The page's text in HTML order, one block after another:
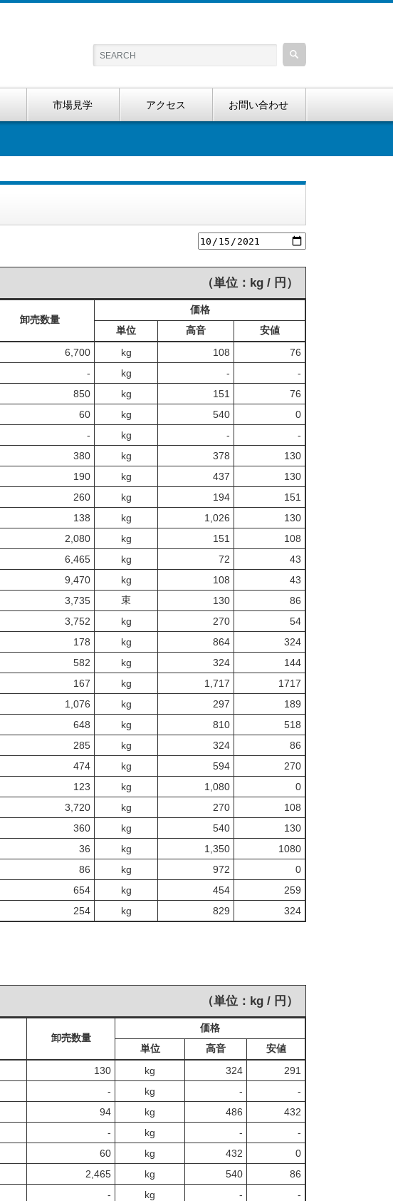
市場見学 アクセス お問い合わせ
（単位：kg / 円）
卸売数量
価格
単位
高音
安値
6,700 kg 108
76
‐ kg -
‐
850 kg 151
76
60 kg 540
0
‐ kg -
‐
380 kg 378
130
190 kg 437
130
260 kg 194
151
138 kg 1,026
130
2,080 kg 151
108
6,465 kg 72
43
9,470 kg 108
43
3,735 束 130
86
3,752 kg 270
54
178 kg 864
324
582 kg 324
144
167 kg 1,717
1717
1,076 kg 297
189
648 kg 810
518
285 kg 324
86
474 kg 594
270
123 kg 1,080
0
3,720 kg 270
108
360 kg 540
130
36 kg 1,350
1080
86 kg 972
0
654 kg 454
259
254 kg 829 324
（単位：kg / 円）
卸売数量
価格
単位
高音
安値
130 kg 324
291
‐ kg -
‐
94 kg 486
432
‐ kg -
‐
60 kg 432
0
2,465 kg 540
86
‐ kg -
‐